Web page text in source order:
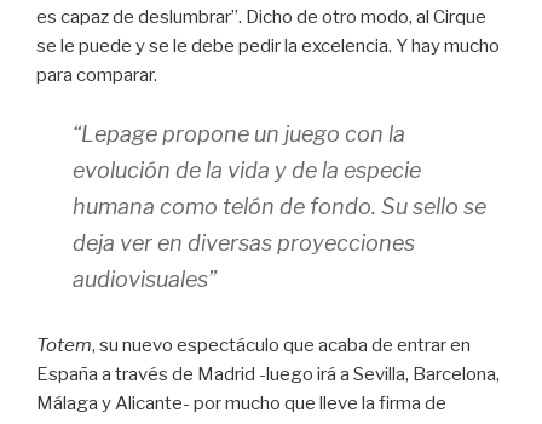
es capaz de deslumbrar”. Dicho de otro modo, al Cirque
se le puede y se le debe pedir la excelencia. Y hay mucho
para comparar.
“Lepage propone un juego con la
evolución de la vida y de la especie
humana como telón de fondo. Su sello se
deja ver en diversas proyecciones
audiovisuales”
Totem, su nuevo espectáculo que acaba de entrar en
España a través de Madrid -luego irá a Sevilla, Barcelona,
Málaga y Alicante- por mucho que lleve la firma de